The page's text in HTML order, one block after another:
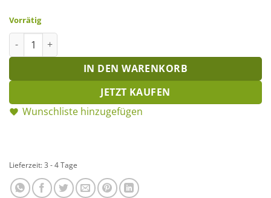
Vorrätig
Buch: Vom Glück, mit Hunden zu leben Menge
IN DEN WARENKORB
JETZT KAUFEN
Wunschliste hinzugefügen
Lieferzeit: 3 - 4 Tage